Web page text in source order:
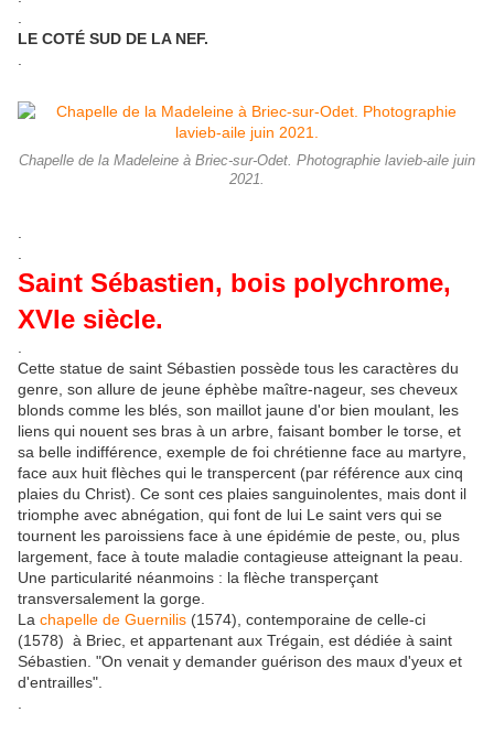
LE COTÉ SUD DE LA NEF.
Chapelle de la Madeleine à Briec-sur-Odet. Photographie lavieb-aile juin
2021.
Saint Sébastien, bois polychrome,
XVIe siècle.
Cette statue de saint Sébastien possède tous les caractères du
genre, son allure de jeune éphèbe maître-nageur, ses cheveux
blonds comme les blés, son maillot jaune d'or bien moulant, les
liens qui nouent ses bras à un arbre, faisant bomber le torse, et
sa belle indifférence, exemple de foi chrétienne face au martyre,
face aux huit flèches qui le transpercent (par référence aux cinq
plaies du Christ). Ce sont ces plaies sanguinolentes, mais dont il
triomphe avec abnégation, qui font de lui Le saint vers qui se
tournent les paroissiens face à une épidémie de peste, ou, plus
largement, face à toute maladie contagieuse atteignant la peau.
Une particularité néanmoins : la flèche transperçant
transversalement la gorge.
La chapelle de Guernilis (1574), contemporaine de celle-ci
(1578) à Briec, et appartenant aux Trégain, est dédiée à saint
Sébastien. "On venait y demander guérison des maux d'yeux et
d'entrailles".